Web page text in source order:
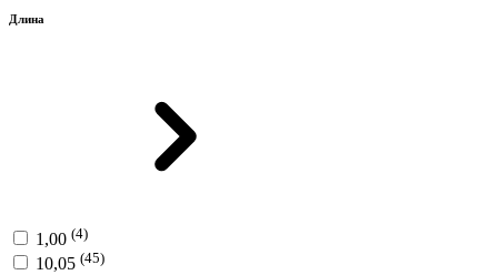
Длина
1,00 (4)
10,05 (45)